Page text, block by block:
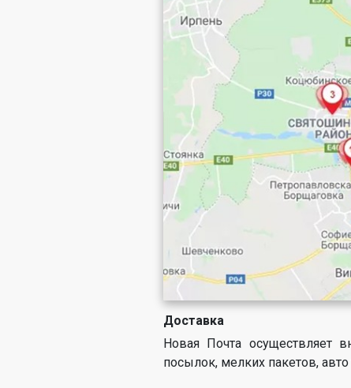
Доставка
Новая Почта осуществляет
посылок, мелких пакетов,